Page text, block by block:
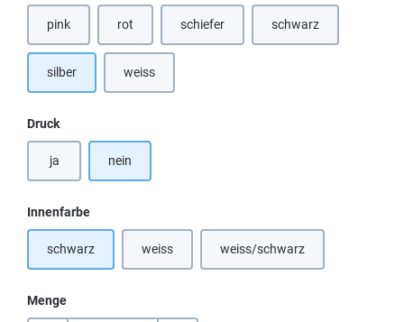
pink(Diese Option ist zurzeit nicht verfügbar.)
rot schiefer schwarz
silber weiss(Diese Option ist zurzeit nicht verfügbar.)
Druckauswählen
ja nein
Innenfarbeauswählen
schwarz weiss(Diese Option ist zurzeit nicht verfügbar.)
weiss/schwarz(Diese Option ist zurzeit
Menge